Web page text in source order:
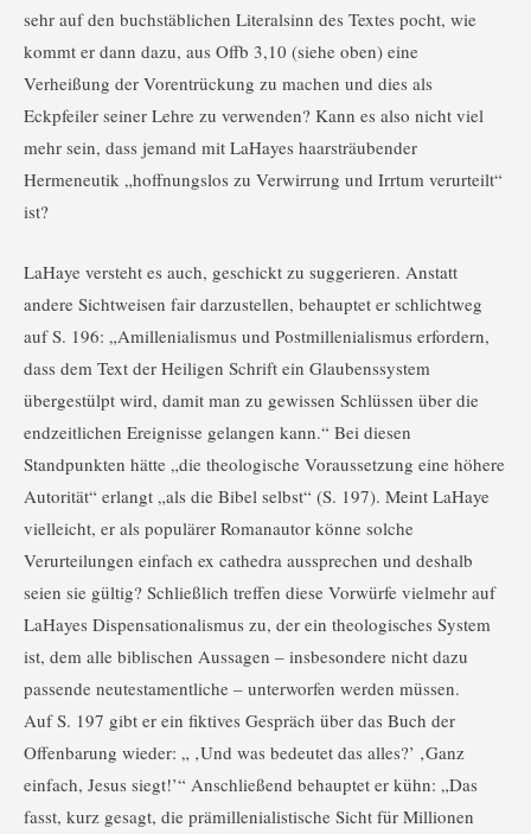
sehr auf den buchstäblichen Literalsinn des Textes pocht, wie
kommt er dann dazu, aus Offb 3,10 (siehe oben) eine
Verheißung der Vorentrückung zu machen und dies als
Eckpfeiler seiner Lehre zu verwenden? Kann es also nicht viel
mehr sein, dass jemand mit LaHayes haarsträubender
Hermeneutik „hoffnungslos zu Verwirrung und Irrtum verurteilt“
ist?
LaHaye versteht es auch, geschickt zu suggerieren. Anstatt
andere Sichtweisen fair darzustellen, behauptet er schlichtweg
auf S. 196: „Amillenialismus und Postmillenialismus erfordern,
dass dem Text der Heiligen Schrift ein Glaubenssystem
übergestülpt wird, damit man zu gewissen Schlüssen über die
endzeitlichen Ereignisse gelangen kann.“ Bei diesen
Standpunkten hätte „die theologische Voraussetzung eine höhere
Autorität“ erlangt „als die Bibel selbst“ (S. 197). Meint LaHaye
vielleicht, er als populärer Romanautor könne solche
Verurteilungen einfach ex cathedra aussprechen und deshalb
seien sie gültig? Schließlich treffen diese Vorwürfe vielmehr auf
LaHayes Dispensationalismus zu, der ein theologisches System
ist, dem alle biblischen Aussagen – insbesondere nicht dazu
passende neutestamentliche – unterworfen werden müssen.
Auf S. 197 gibt er ein fiktives Gespräch über das Buch der
Offenbarung wieder: „ ‚Und was bedeutet das alles?’ ‚Ganz
einfach, Jesus siegt!’“ Anschließend behauptet er kühn: „Das
fasst, kurz gesagt, die prämillenialistische Sicht für Millionen